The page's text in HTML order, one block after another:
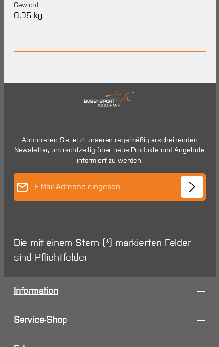
Gewicht:
0.05 kg
Abonnieren Sie jetzt unseren regelmäßig erscheinenden
Newsletter, um rechtzeitig über neue Produkte und Angebote
informiert zu werden.
Die mit einem Stern (*) markierten Felder
sind Pflichtfelder.
Information
Service-Shop